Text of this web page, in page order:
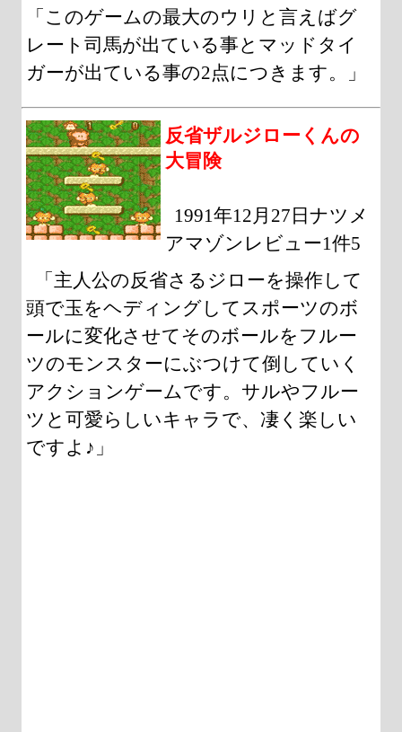
「このゲームの最大のウリと言えばグ
レート司馬が出ている事とマッドタイ
ガーが出ている事の2点につきます。」
反省ザルジローくんの
大冒険
1991年12月27日ナツメ
アマゾンレビュー1件5
「主人公の反省さるジローを操作して
頭で玉をヘディングしてスポーツのボ
ールに変化させてそのボールをフルー
ツのモンスターにぶつけて倒していく
アクションゲームです。サルやフルー
ツと可愛らしいキャラで、凄く楽しい
ですよ♪」